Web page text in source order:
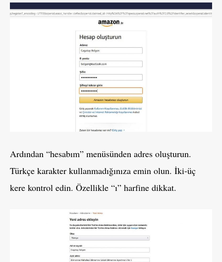
Ardından “hesabım” menüsünden adres oluşturun.
Türkçe karakter kullanmadığınıza emin olun. İki-üç
kere kontrol edin. Özellikle “ı” harfine dikkat.